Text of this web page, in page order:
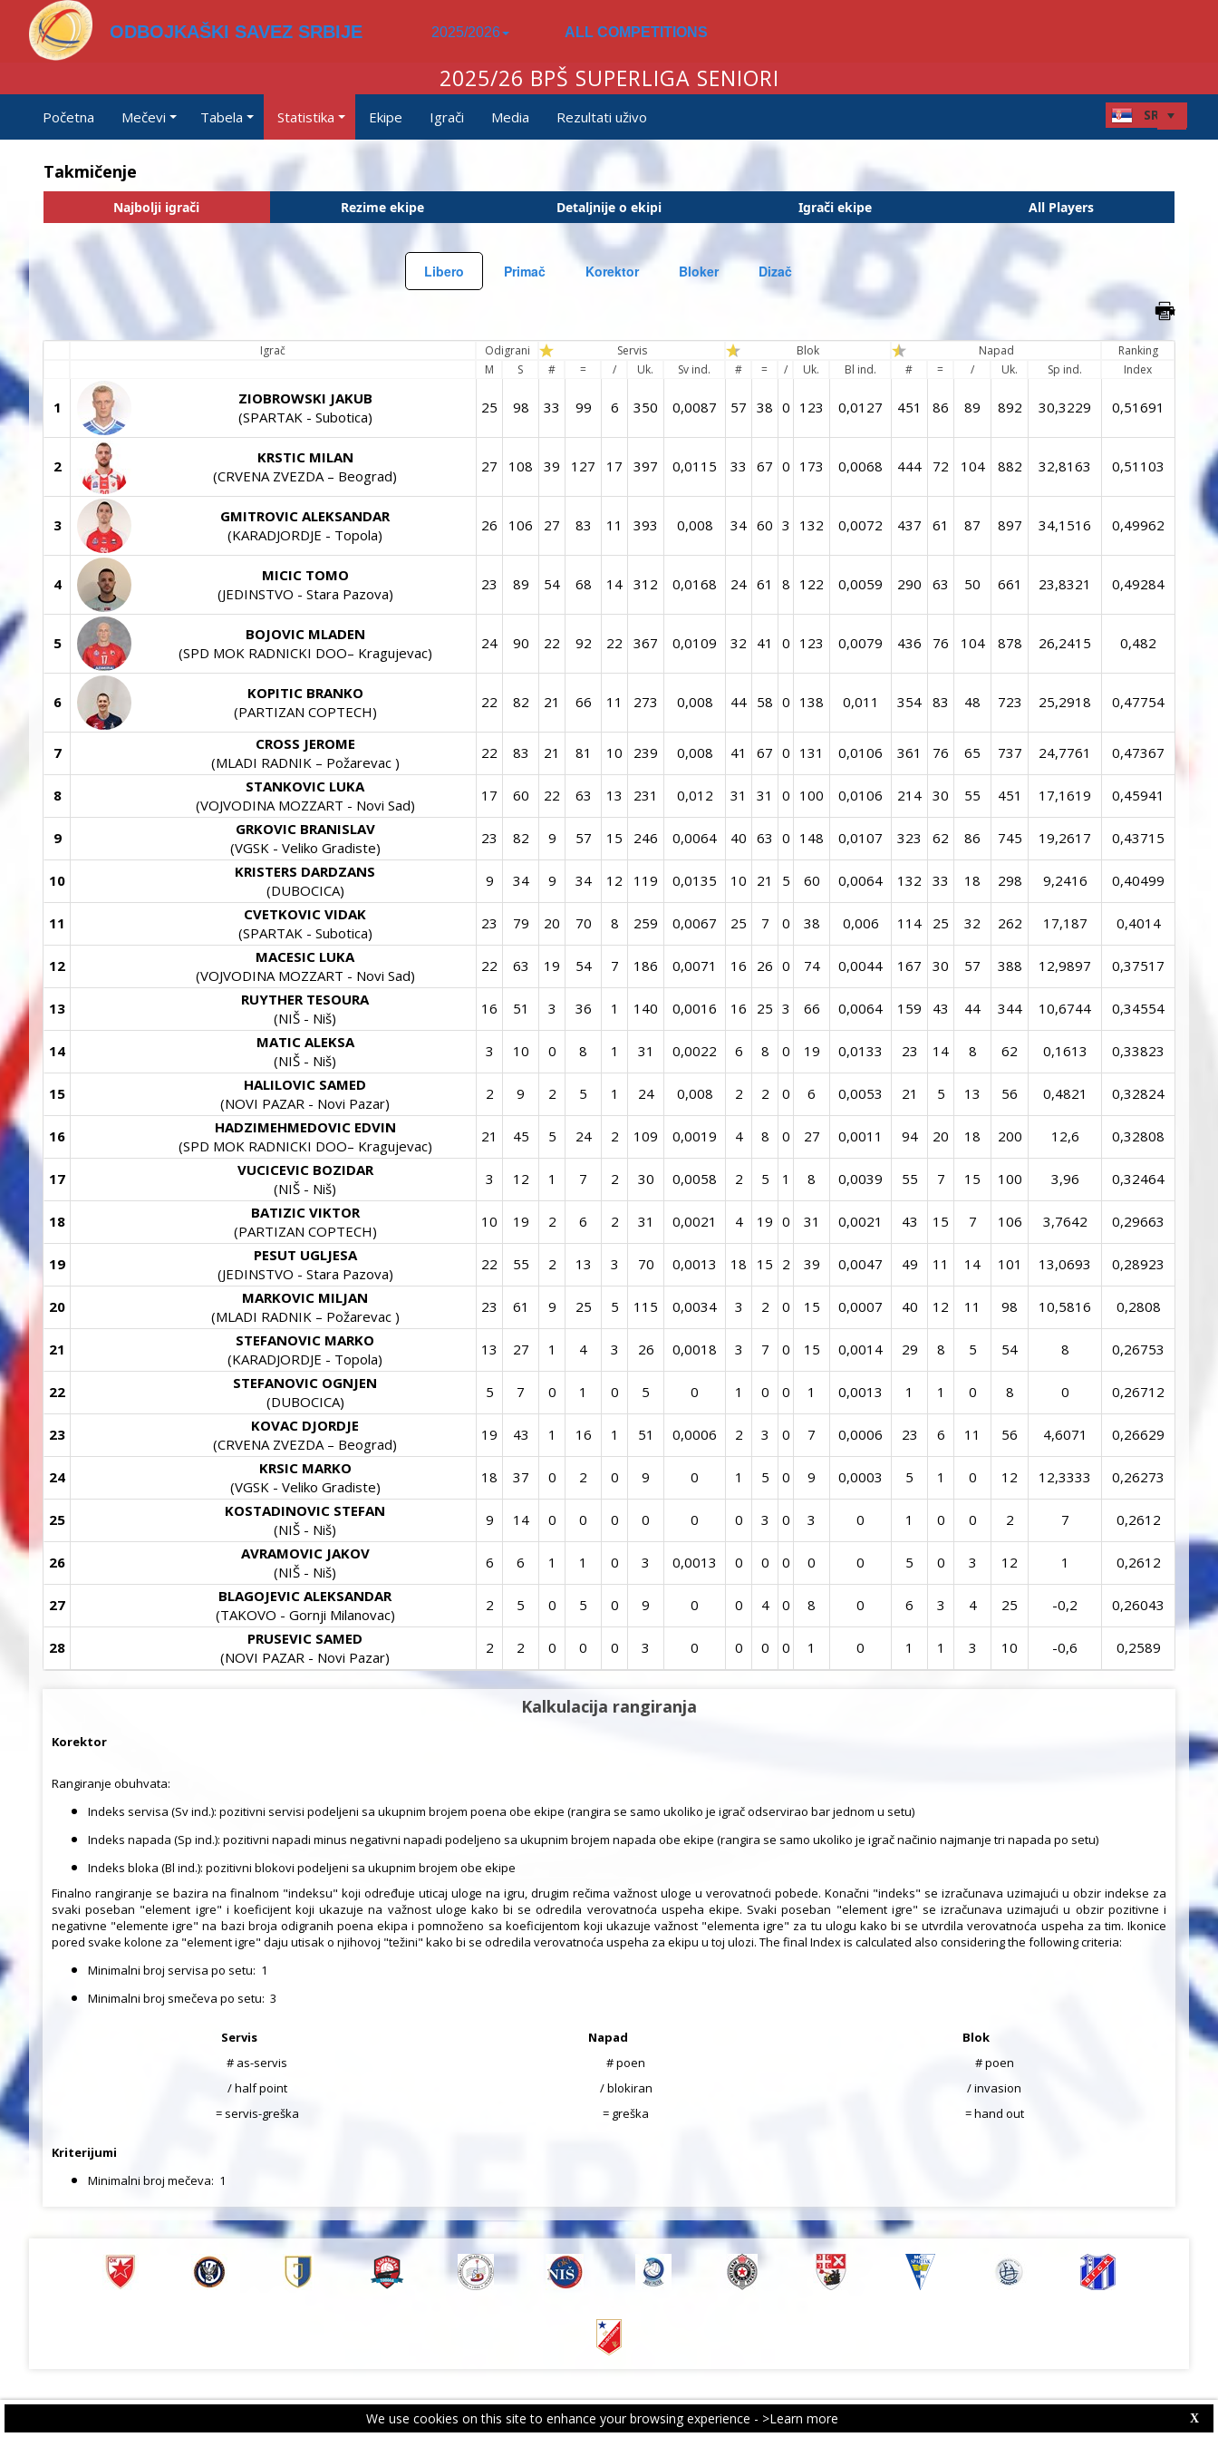
We use cookies on this site to enhance your browsing experience - >Learn more X
ODBOJKAŠKI SAVEZ SRBIJE 2025/2026 ALL COMPETITIONS
2025/26 BPŠ SUPERLIGA SENIORI
Početna Mečevi Tabela Statistika Ekipe Igrači Media Rezultati uživo
Takmičenje
Najbolji igrači Rezime ekipe Detaljnije o ekipi Igrači ekipe All Players
Libero Primač Korektor Bloker Dizač
Igrač Odigrani Servis Blok Napad
Ranking
M
S # = / Uk. Sv ind. # = / Uk. Bl ind. # = / Uk. Sp ind. Index
1
ZIOBROWSKI JAKUB
(SPARTAK - Subotica)
25 98 33 99 6 350 0,0087 57 38 0 123 0,0127 451 86 89 892 30,3229 0,51691
2
KRSTIC MILAN
(CRVENA ZVEZDA – Beograd)
27 108 39 127 17 397 0,0115 33 67 0 173 0,0068 444 72 104 882 32,8163 0,51103
3
GMITROVIC ALEKSANDAR
(KARADJORDJE - Topola)
26 106 27 83 11 393 0,008 34 60 3 132 0,0072 437 61 87 897 34,1516 0,49962
4
MICIC TOMO
(JEDINSTVO - Stara Pazova)
23 89 54 68 14 312 0,0168 24 61 8 122 0,0059 290 63 50 661 23,8321 0,49284
5
BOJOVIC MLADEN
(SPD MOK RADNICKI DOO– Kragujevac)
24 90 22 92 22 367 0,0109 32 41 0 123 0,0079 436 76 104 878 26,2415 0,482
6
KOPITIC BRANKO
(PARTIZAN COPTECH)
22 82 21 66 11 273 0,008 44 58 0 138 0,011 354 83 48 723 25,2918 0,47754
7
CROSS JEROME
(MLADI RADNIK – Požarevac )
22 83 21 81 10 239 0,008 41 67 0 131 0,0106 361 76 65 737 24,7761 0,47367
8
STANKOVIC LUKA
(VOJVODINA MOZZART - Novi Sad)
17 60 22 63 13 231 0,012 31 31 0 100 0,0106 214 30 55 451 17,1619 0,45941
9
GRKOVIC BRANISLAV
(VGSK - Veliko Gradiste)
23 82 9 57 15 246 0,0064 40 63 0 148 0,0107 323 62 86 745 19,2617 0,43715
10
KRISTERS DARDZANS
(DUBOCICA)
9 34 9 34 12 119 0,0135 10 21 5 60 0,0064 132 33 18 298 9,2416 0,40499
11
CVETKOVIC VIDAK
(SPARTAK - Subotica)
23 79 20 70 8 259 0,0067 25 7 0 38 0,006 114 25 32 262 17,187 0,4014
12
MACESIC LUKA
(VOJVODINA MOZZART - Novi Sad)
22 63 19 54 7 186 0,0071 16 26 0 74 0,0044 167 30 57 388 12,9897 0,37517
13
RUYTHER TESOURA
(NIŠ - Niš)
16 51 3 36 1 140 0,0016 16 25 3 66 0,0064 159 43 44 344 10,6744 0,34554
14
MATIC ALEKSA
(NIŠ - Niš)
3 10 0 8 1 31 0,0022 6 8 0 19 0,0133 23 14 8 62 0,1613 0,33823
15
HALILOVIC SAMED
(NOVI PAZAR - Novi Pazar)
2 9 2 5 1 24 0,008 2 2 0 6 0,0053 21 5 13 56 0,4821 0,32824
16
HADZIMEHMEDOVIC EDVIN
(SPD MOK RADNICKI DOO– Kragujevac)
21 45 5 24 2 109 0,0019 4 8 0 27 0,0011 94 20 18 200 12,6 0,32808
17
VUCICEVIC BOZIDAR
(NIŠ - Niš)
3 12 1 7 2 30 0,0058 2 5 1 8 0,0039 55 7 15 100 3,96 0,32464
18
BATIZIC VIKTOR
(PARTIZAN COPTECH)
10 19 2 6 2 31 0,0021 4 19 0 31 0,0021 43 15 7 106 3,7642 0,29663
19
PESUT UGLJESA
(JEDINSTVO - Stara Pazova)
22 55 2 13 3 70 0,0013 18 15 2 39 0,0047 49 11 14 101 13,0693 0,28923
20
MARKOVIC MILJAN
(MLADI RADNIK – Požarevac )
23 61 9 25 5 115 0,0034 3 2 0 15 0,0007 40 12 11 98 10,5816 0,2808
21
STEFANOVIC MARKO
(KARADJORDJE - Topola)
13 27 1 4 3 26 0,0018 3 7 0 15 0,0014 29 8 5 54 8 0,26753
22
STEFANOVIC OGNJEN
(DUBOCICA)
5 7 0 1 0 5 0 1 0 0 1 0,0013 1 1 0 8 0 0,26712
23
KOVAC DJORDJE
(CRVENA ZVEZDA – Beograd)
19 43 1 16 1 51 0,0006 2 3 0 7 0,0006 23 6 11 56 4,6071 0,26629
24
KRSIC MARKO
(VGSK - Veliko Gradiste)
18 37 0 2 0 9 0 1 5 0 9 0,0003 5 1 0 12 12,3333 0,26273
25
KOSTADINOVIC STEFAN
(NIŠ - Niš)
9 14 0 0 0 0 0 0 3 0 3 0 1 0 0 2 7 0,2612
26
AVRAMOVIC JAKOV
(NIŠ - Niš)
6 6 1 1 0 3 0,0013 0 0 0 0 0 5 0 3 12 1 0,2612
27
BLAGOJEVIC ALEKSANDAR
(TAKOVO - Gornji Milanovac)
2 5 0 5 0 9 0 0 4 0 8 0 6 3 4 25 -0,2 0,26043
28
PRUSEVIC SAMED
(NOVI PAZAR - Novi Pazar)
2 2 0 0 0 3 0 0 0 0 1 0 1 1 3 10 -0,6 0,2589
Kalkulacija rangiranja
Korektor
Rangiranje obuhvata:
Indeks servisa (Sv ind.): pozitivni servisi podeljeni sa ukupnim brojem poena obe ekipe (rangira se samo ukoliko je igrač odservirao bar jednom u setu)
Indeks napada (Sp ind.): pozitivni napadi minus negativni napadi podeljeno sa ukupnim brojem napada obe ekipe (rangira se samo ukoliko je igrač načinio najmanje tri napada po setu)
Indeks bloka (Bl ind.): pozitivni blokovi podeljeni sa ukupnim brojem obe ekipe
Finalno rangiranje se bazira na finalnom "indeksu" koji određuje uticaj uloge na igru, drugim rečima važnost uloge u verovatnoći pobede. Konačni "indeks" se izračunava uzimajući u obzir indekse za
svaki poseban "element igre" i koeficijent koji ukazuje na važnost uloge kako bi se odredila verovatnoća uspeha ekipe. Svaki poseban "element igre" se izračunava uzimajući u obzir pozitivne i
negativne "elemente igre" na bazi broja odigranih poena ekipa i pomnoženo sa koeficijentom koji ukazuje važnost "elementa igre" za tu ulogu kako bi se utvrdila verovatnoća uspeha za tim. Ikonice
pored svake kolone za "element igre" daju utisak o njihovoj "težini" kako bi se odredila verovatnoća uspeha za ekipu u toj ulozi. The final Index is calculated also considering the following criteria:
Minimalni broj servisa po setu: 1
Minimalni broj smečeva po setu: 3
Servis
# as-servis
/ half point
= servis-greška
Napad
# poen
/ blokiran
= greška
Blok
# poen
/ invasion
= hand out
Kriterijumi
Minimalni broj mečeva: 1
Web Competition Site © 2026 by